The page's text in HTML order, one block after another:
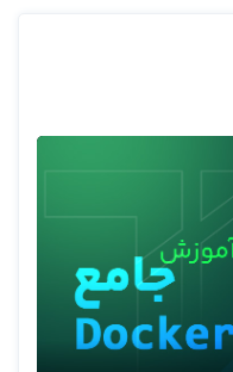
دوره رو مشاهده کنید.